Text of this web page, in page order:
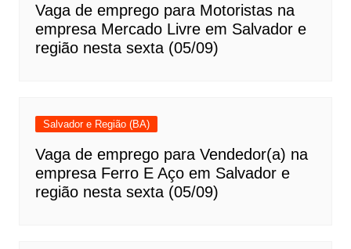
Vaga de emprego para Motoristas na
empresa Mercado Livre em Salvador e
região nesta sexta (05/09)
Salvador e Região (BA)
Vaga de emprego para Vendedor(a) na
empresa Ferro E Aço em Salvador e
região nesta sexta (05/09)